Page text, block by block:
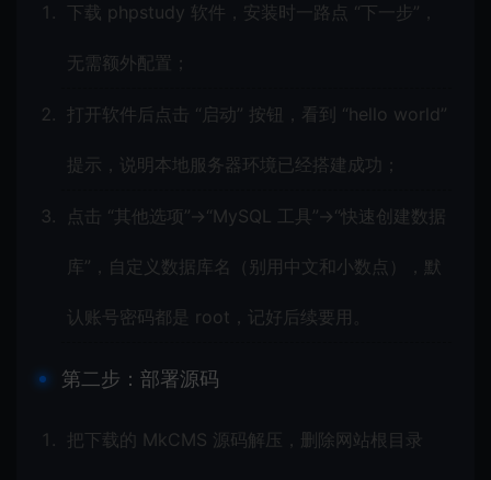
下载 phpstudy 软件，安装时一路点 “下一步”，
无需额外配置；
打开软件后点击 “启动” 按钮，看到 “hello world”
提示，说明本地服务器环境已经搭建成功；
点击 “其他选项”→“MySQL 工具”→“快速创建数据
库”，自定义数据库名（别用中文和小数点），默
认账号密码都是 root，记好后续要用。
第二步：部署源码
把下载的 MkCMS 源码解压，删除网站根目录